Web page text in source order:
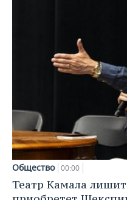
Общество 00:00
Театр Камала